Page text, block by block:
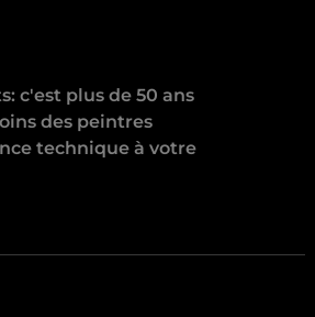
c'est plus de 50 ans
des peintres
technique à votre